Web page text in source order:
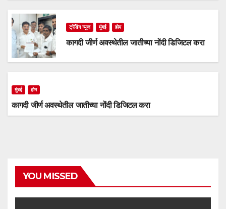
ट्रेंडिंग न्यूज मुंबई होम
कागदी जीर्ण अवस्थेतील जातीच्या नोंदी डिजिटल करा
मुंबई होम
कागदी जीर्ण अवस्थेतील जातीच्या नोंदी डिजिटल करा
YOU MISSED